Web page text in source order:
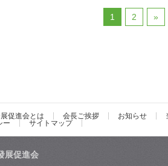
1 2 »
促進会とは 会長ご挨拶 お知らせ
ー
サイトマップ
展促進会